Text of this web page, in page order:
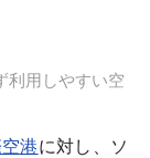
利用しやすい空
港に対し、ソ